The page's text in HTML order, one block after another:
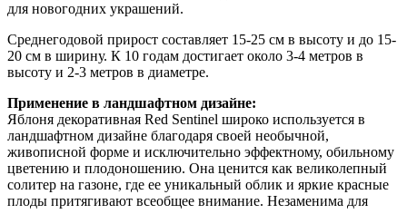
для новогодних украшений.
Среднегодовой прирост составляет 15-25 см в высоту и до 15-
20 см в ширину. К 10 годам достигает около 3-4 метров в
высоту и 2-3 метров в диаметре.
Применение в ландшафтном дизайне:
Яблоня декоративная Red Sentinel широко используется в
ландшафтном дизайне благодаря своей необычной,
живописной форме и исключительно эффектному, обильному
цветению и плодоношению. Она ценится как великолепный
солитер на газоне, где ее уникальный облик и яркие красные
плоды притягивают всеобщее внимание. Незаменима для